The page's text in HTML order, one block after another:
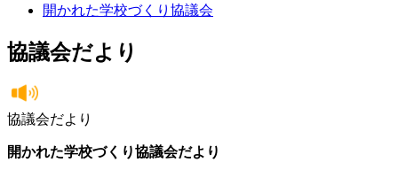
開かれた学校づくり協議会
協議会だより
協議会だより
開かれた学校づくり協議会だより